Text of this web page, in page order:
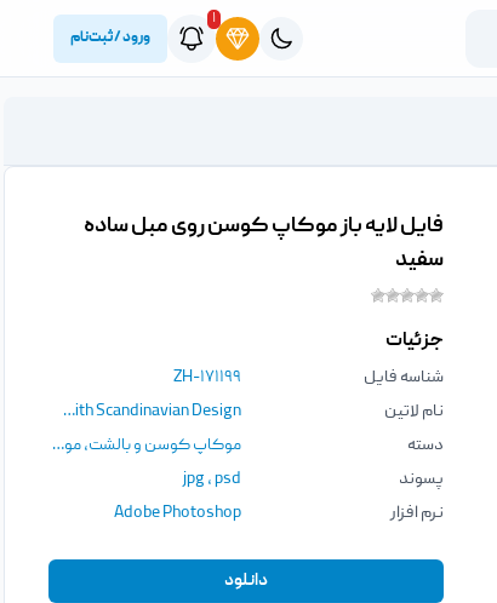
۱
ورود / ثبت‌نام
فایل لایه باز موکاپ کوسن روی مبل ساده
سفید
جزئیات
شناسه فایل
ZH-۱۷۱۱۹۹
نام لاتین
Cushion Cover Mockup With Scandinavian Design
دسته
موکاپ کوسن و بالشت,موکاپ
پسوند
jpg ،psd
نرم افزار
Adobe Photoshop
دانلود